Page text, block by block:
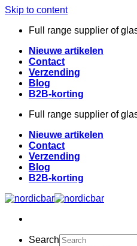
Skip to content
Full range supplier of
Nieuwe artikelen
Contact
Verzending
Blog
B2B-korting
Full range supplier of
Nieuwe artikelen
Contact
Verzending
Blog
B2B-korting
Search